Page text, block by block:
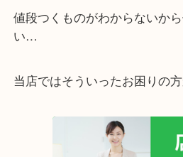
・特殊査定依頼のご相談もお
終活・遺品整理・生前整理